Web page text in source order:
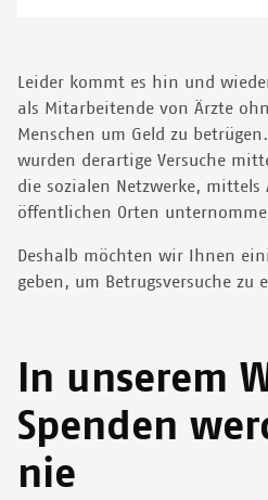
Leider kommt es hin und
als Mitarbeitende von Ärzte
Menschen um Geld zu
wurden derartige Versuche
die sozialen Netzwerke, mittels
öffentlichen Orten
Deshalb möchten wir Ihnen
geben, um Betrugsversuche zu
In unserem
Spenden
nie